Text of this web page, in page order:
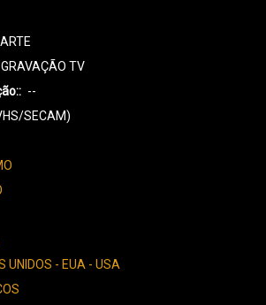
GRAVAÇÃO TV
--
SECAM)
UNIDOS - EUA - USA